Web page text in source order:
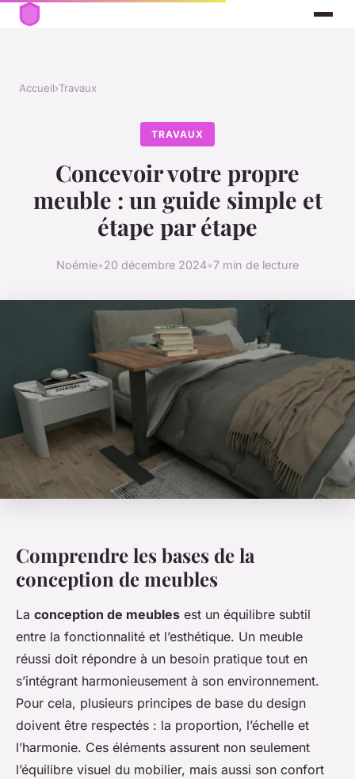
Accueil›Travaux
TRAVAUX
Concevoir votre propre
meuble : un guide simple et
étape par étape
Noémie•20 décembre 2024•7 min de lecture
Comprendre les bases de la
conception de meubles
La conception de meubles est un équilibre subtil
entre la fonctionnalité et l’esthétique. Un meuble
réussi doit répondre à un besoin pratique tout en
s’intégrant harmonieusement à son environnement.
Pour cela, plusieurs principes de base du design
doivent être respectés : la proportion, l’échelle et
l’harmonie. Ces éléments assurent non seulement
l’équilibre visuel du mobilier, mais aussi son confort